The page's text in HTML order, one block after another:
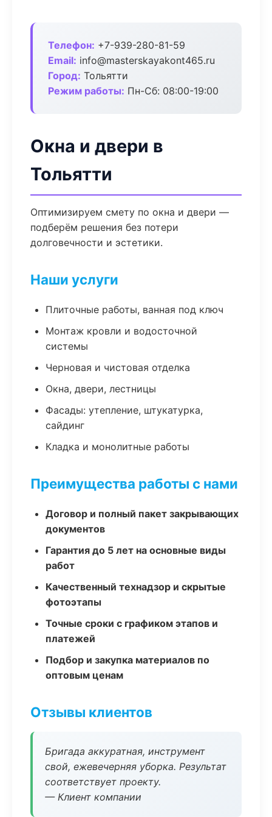
Телефон: +7-939-280-81-59
Email: info@masterskayakont465.ru
Город: Тольятти
Режим работы: Пн-Сб: 08:00-19:00
Окна и двери в
Тольятти
Оптимизируем смету по окна и двери —
подберём решения без потери
долговечности и эстетики.
Наши услуги
Плиточные работы, ванная под ключ
Монтаж кровли и водосточной
системы
Черновая и чистовая отделка
Окна, двери, лестницы
Фасады: утепление, штукатурка,
сайдинг
Кладка и монолитные работы
Преимущества работы с нами
Договор и полный пакет закрывающих
документов
Гарантия до 5 лет на основные виды
работ
Качественный технадзор и скрытые
фотоэтапы
Точные сроки с графиком этапов и
платежей
Подбор и закупка материалов по
оптовым ценам
Отзывы клиентов
Бригада аккуратная, инструмент
свой, ежевечерняя уборка. Результат
соответствует проекту.
— Клиент компании